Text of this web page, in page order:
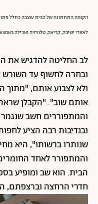
הקומה התחתונה של הבית עוצבה כחלל
לאזורי ישיבה, קריאה, טלוויזיה ואכילה
לב החליטה להדגיש את
ובחרה לחשוף עד השורש
ולא לצבוע אותם, "מתוך
אותם שוב". "הקבלן
והמתפוררים חשב
ובנדיבות רבה הציע
שנותרו ברשותו", היא
והמתפורר לאחד
הבית. הוא שב ומופיע
חדרי הרחצה וברצפתם,